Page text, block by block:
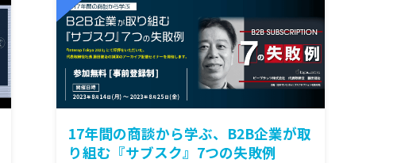
17年間の商談から学ぶ、B2B企業が取
り組む『サブスク』7つの失敗例